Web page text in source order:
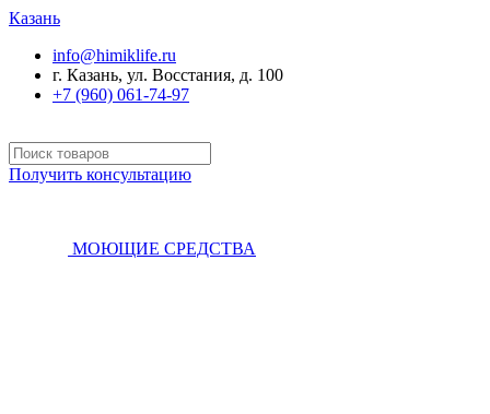
Казань
info@himiklife.ru
г. Казань, ул. Восстания, д. 100
+7 (960) 061-74-97
Получить консультацию
МОЮЩИЕ СРЕДСТВА